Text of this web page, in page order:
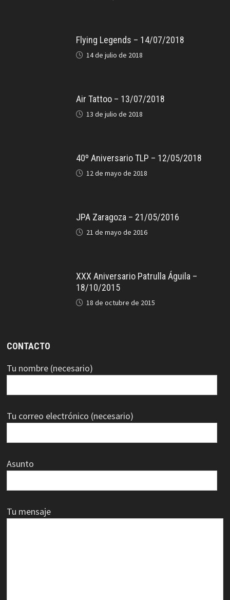
Flying Legends – 14/07/2018
14 de julio de 2018
Air Tattoo – 13/07/2018
13 de julio de 2018
40º Aniversario TLP – 12/05/2018
12 de mayo de 2018
JPA Zaragoza – 21/05/2016
21 de mayo de 2016
XXX Aniversario Patrulla Águila –
18/10/2015
18 de octubre de 2015
CONTACTO
Tu nombre (necesario)
Tu correo electrónico (necesario)
Asunto
Tu mensaje